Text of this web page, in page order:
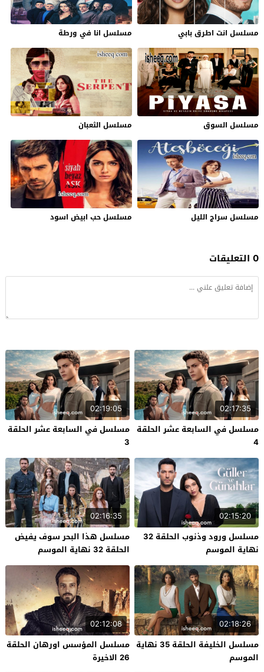
مسلسل انت اطرق بابي مسلسل انا في ورطة
مسلسل السوق مسلسل الثعبان
مسلسل سراج الليل مسلسل حب ابيض اسود
0 التعليقات
02:17:35
مسلسل في السابعة عشر الحلقة
4
02:19:05
مسلسل في السابعة عشر الحلقة
3
02:15:20
مسلسل ورود وذنوب الحلقة 32
نهاية الموسم
02:16:35
مسلسل هذا البحر سوف يفيض
الحلقة 32 نهاية الموسم
02:18:26
مسلسل الخليفة الحلقة 35 نهاية
الموسم
02:12:08
مسلسل المؤسس اورهان الحلقة
26 الاخيرة